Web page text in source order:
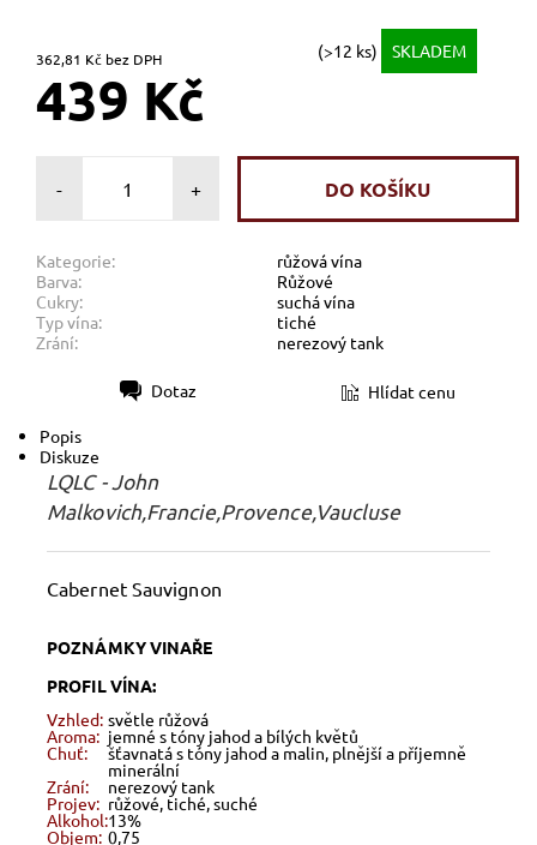
362,81 Kč bez DPH (>12 ks) SKLADEM
439 Kč
- +
Kategorie:
růžová vína
Barva:
Růžové
Cukry:
suchá vína
Typ vína:
tiché
Zrání:
nerezový tank
Dotaz Hlídat cenu
Popis
Diskuze
LQLC - John
Malkovich,Francie,Provence,Vaucluse
Cabernet Sauvignon
POZNÁMKY VINAŘE
PROFIL VÍNA:
Vzhled: světle růžová
Aroma: jemné s tóny jahod a bílých květů
Chuť: šťavnatá s tóny jahod a malin, plnější a příjemně
minerální
Zrání: nerezový tank
Projev: růžové, tiché, suché
Alkohol:13%
Objem: 0,75